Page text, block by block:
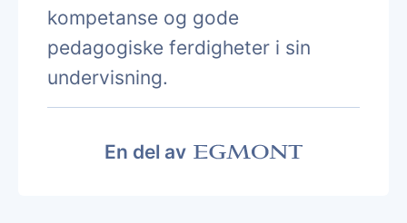
kompetanse og gode
pedagogiske ferdigheter i sin
undervisning.
En del av